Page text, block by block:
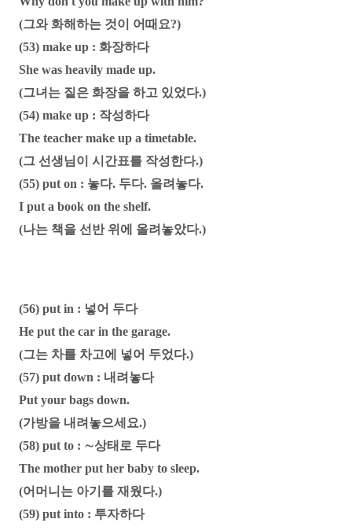
(그와 화해하는 것이 어때요?)
(53) make up : 화장하다
She was heavily made up.
(그녀는 짙은 화장을 하고 있었다.)
(54) make up : 작성하다
The teacher make up a timetable.
(그 선생님이 시간표를 작성한다.)
(55) put on : 놓다. 두다. 올려놓다.
I put a book on the shelf.
(나는 책을 선반 위에 올려놓았다.)
(56) put in : 넣어 두다
He put the car in the garage.
(그는 차를 차고에 넣어 두었다.)
(57) put down : 내려놓다
Put your bags down.
(가방을 내려놓으세요.)
(58) put to : ∼상태로 두다
The mother put her baby to sleep.
(어머니는 아기를 재웠다.)
(59) put into : 투자하다